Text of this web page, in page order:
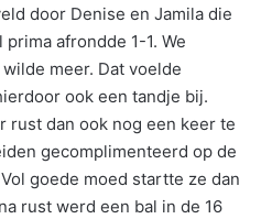
door Denise en Jamila die
afrondde 1-1. We
meer. Dat voelde
ook een tandje bij.
rust dan ook nog een keer te
gecomplimenteerd op de
goede moed startte ze dan
rust werd een bal in de 16